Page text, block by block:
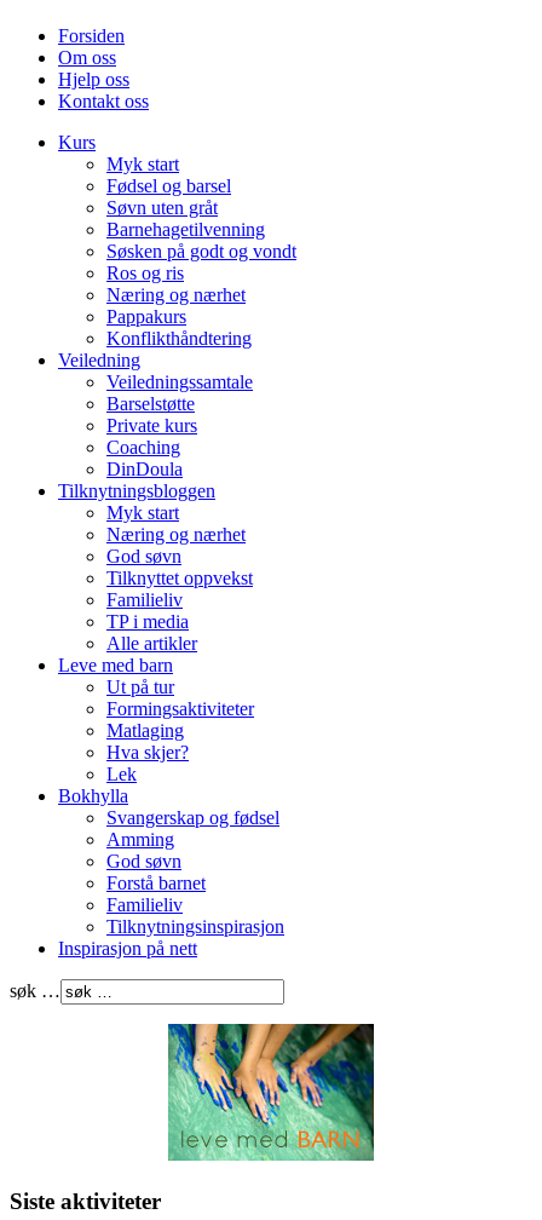
Forsiden
Om oss
Hjelp oss
Kontakt oss
Kurs
Myk start
Fødsel og barsel
Søvn uten gråt
Barnehagetilvenning
Søsken på godt og vondt
Ros og ris
Næring og nærhet
Pappakurs
Konflikthåndtering
Veiledning
Veiledningssamtale
Barselstøtte
Private kurs
Coaching
DinDoula
Tilknytningsbloggen
Myk start
Næring og nærhet
God søvn
Tilknyttet oppvekst
Familieliv
TP i media
Alle artikler
Leve med barn
Ut på tur
Formingsaktiviteter
Matlaging
Hva skjer?
Lek
Bokhylla
Svangerskap og fødsel
Amming
God søvn
Forstå barnet
Familieliv
Tilknytningsinspirasjon
Inspirasjon på nett
søk …
Siste aktiviteter